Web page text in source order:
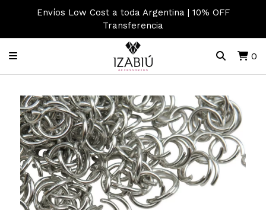
Envíos Low Cost a toda Argentina | 10% OFF
Transferencia
0